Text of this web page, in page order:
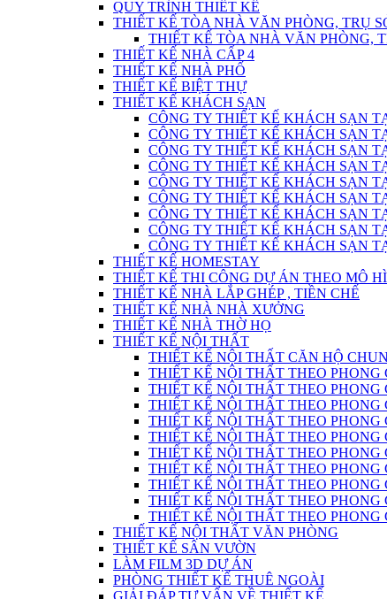
QUY TRÌNH THIẾT KẾ
THIẾT KẾ TÒA NHÀ VĂN PHÒNG, TRỤ
THIẾT KẾ TÒA NHÀ VĂN PHÒNG,
THIẾT KẾ NHÀ CẤP 4
THIẾT KẾ NHÀ PHỐ
THIẾT KẾ BIỆT THỰ
THIẾT KẾ KHÁCH SẠN
CÔNG TY THIẾT KẾ KHÁCH SẠN
CÔNG TY THIẾT KẾ KHÁCH SẠN
CÔNG TY THIẾT KẾ KHÁCH SẠN
CÔNG TY THIẾT KẾ KHÁCH SẠN
CÔNG TY THIẾT KẾ KHÁCH SẠN
CÔNG TY THIẾT KẾ KHÁCH SẠN
CÔNG TY THIẾT KẾ KHÁCH SẠN
CÔNG TY THIẾT KẾ KHÁCH SẠN
CÔNG TY THIẾT KẾ KHÁCH SẠN
THIẾT KẾ HOMESTAY
THIẾT KẾ THI CÔNG DỰ ÁN THEO MÔ
THIẾT KẾ NHÀ LẮP GHÉP , TIỀN CHẾ
THIẾT KẾ NHÀ NHÀ XƯỞNG
THIẾT KẾ NHÀ THỜ HỌ
THIẾT KẾ NỘI THẤT
THIẾT KẾ NỘI THẤT CĂN HỘ
THIẾT KẾ NỘI THẤT THEO PHONG
THIẾT KẾ NỘI THẤT THEO PHONG
THIẾT KẾ NỘI THẤT THEO PHONG
THIẾT KẾ NỘI THẤT THEO PHONG
THIẾT KẾ NỘI THẤT THEO PHONG
THIẾT KẾ NỘI THẤT THEO PHONG
THIẾT KẾ NỘI THẤT THEO PHONG
THIẾT KẾ NỘI THẤT THEO PHONG
THIẾT KẾ NỘI THẤT THEO PHONG
THIẾT KẾ NỘI THẤT THEO PHONG
THIẾT KẾ NỘI THẤT VĂN PHÒNG
THIẾT KẾ SÂN VƯỜN
LÀM FILM 3D DỰ ÁN
PHÒNG THIẾT KẾ THUÊ NGOÀI